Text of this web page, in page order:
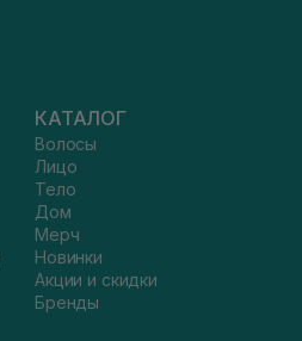
КАТАЛОГ
Волосы
Лицо
Тело
Дом
Мерч
Новинки
Акции и скидки
Бренды